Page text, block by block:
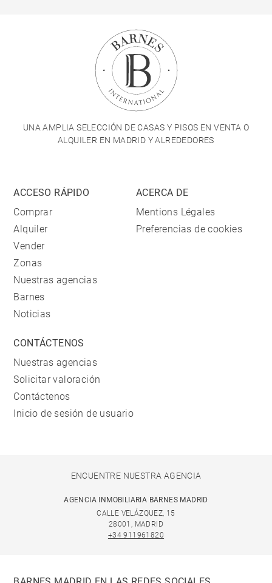
UNA AMPLIA SELECCIÓN DE CASAS Y PISOS EN VENTA O
ALQUILER EN MADRID Y ALREDEDORES
ACCESO RÁPIDO
Comprar
Alquiler
Vender
Zonas
Nuestras agencias
Barnes
Noticias
ACERCA DE
Mentions Légales
Preferencias de cookies
CONTÁCTENOS
Nuestras agencias
Solicitar valoración
Contáctenos
Inicio de sesión de usuario
ENCUENTRE NUESTRA AGENCIA
AGENCIA INMOBILIARIA BARNES MADRID
CALLE VELÁZQUEZ, 15
28001, MADRID
+34 911961820